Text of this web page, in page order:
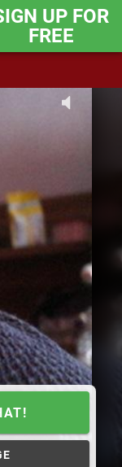
UP FOR
FREE